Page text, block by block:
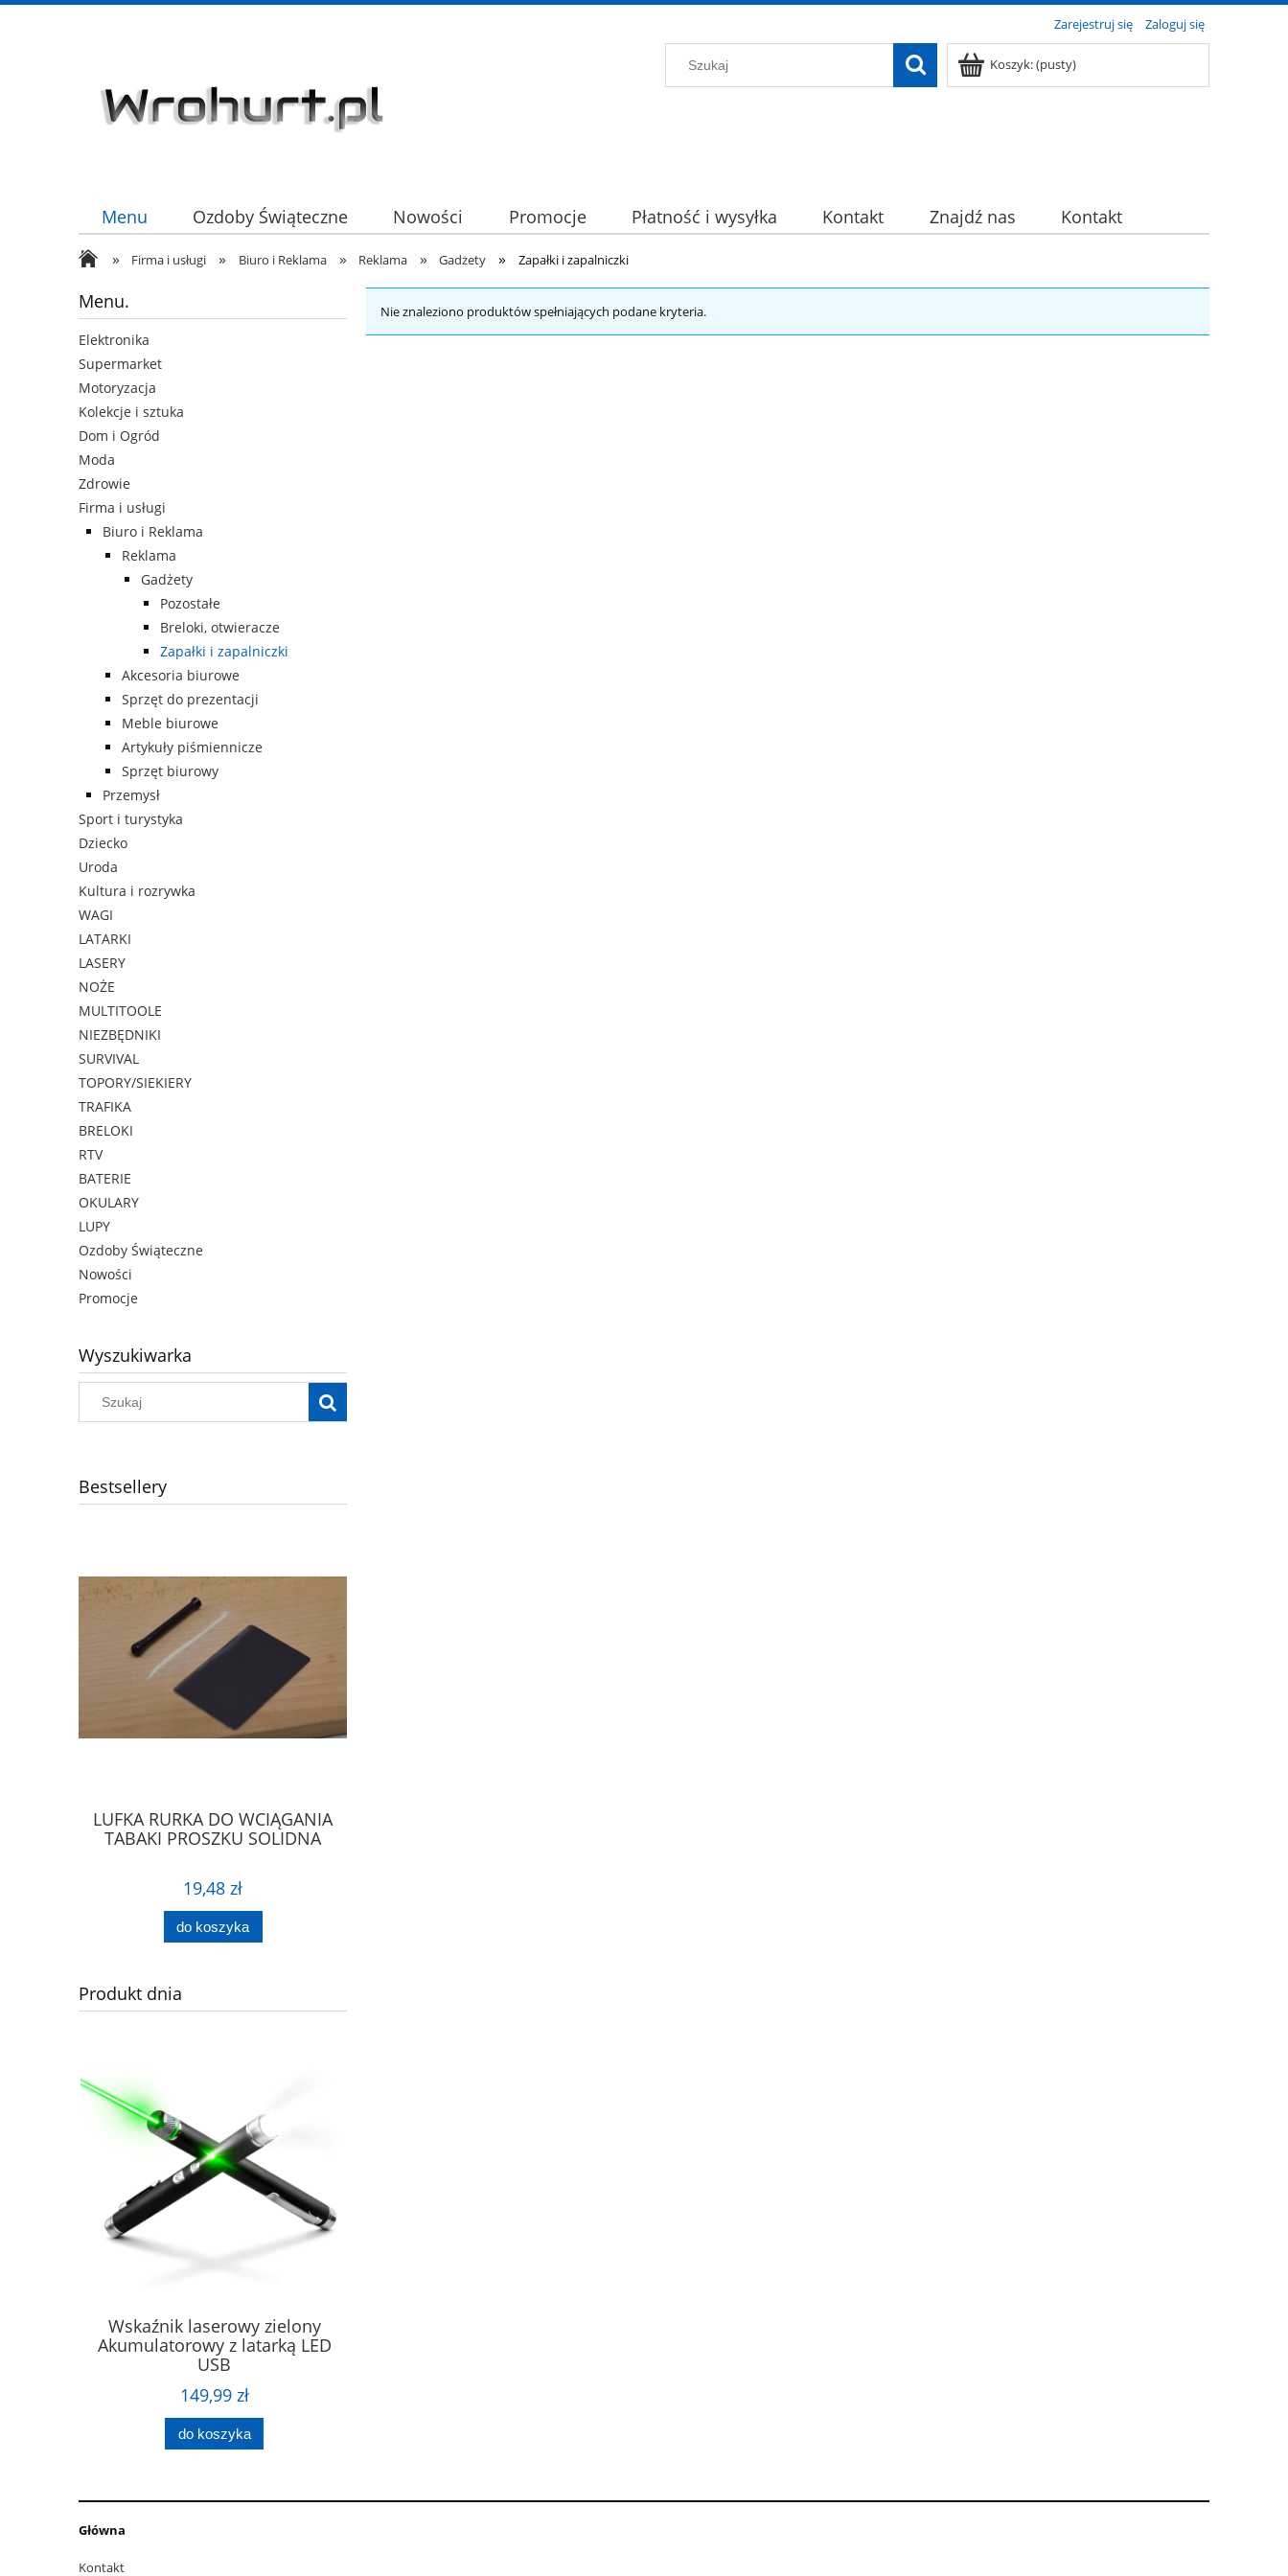
Zarejestruj się Zaloguj się
Koszyk:(pusty)
Menu Ozdoby Świąteczne Nowości Promocje Płatność i wysyłka Kontakt Znajdź nas
Kontakt
HURT
» Firma i usługi » Biuro i Reklama » Reklama » Gadżety » Zapałki i zapalniczki
Menu.
Elektronika
Supermarket
Motoryzacja
Kolekcje i sztuka
Dom i Ogród
Moda
Zdrowie
Firma i usługi
Biuro i Reklama
Reklama
Gadżety
Pozostałe
Breloki, otwieracze
Zapałki i zapalniczki
Akcesoria biurowe
Sprzęt do prezentacji
Meble biurowe
Artykuły piśmiennicze
Sprzęt biurowy
Przemysł
Sport i turystyka
Dziecko
Uroda
Kultura i rozrywka
WAGI
LATARKI
LASERY
NOŻE
MULTITOOLE
NIEZBĘDNIKI
SURVIVAL
TOPORY/SIEKIERY
TRAFIKA
BRELOKI
RTV
BATERIE
OKULARY
LUPY
Ozdoby Świąteczne
Nowości
Promocje
Wyszukiwarka
Bestsellery
LUFKA RURKA DO WCIĄGANIA
TABAKI PROSZKU SOLIDNA
19,48 zł
do koszyka
Produkt dnia
Wskaźnik laserowy zielony
Akumulatorowy z latarką LED
USB
149,99 zł
do koszyka
Nie znaleziono produktów spełniających podane kryteria.
Główna
Kontakt